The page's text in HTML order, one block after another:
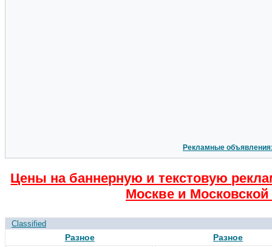
Рекламные
Цены на баннерную и текстовую
Москве и Московской
Classified
Разное Разное